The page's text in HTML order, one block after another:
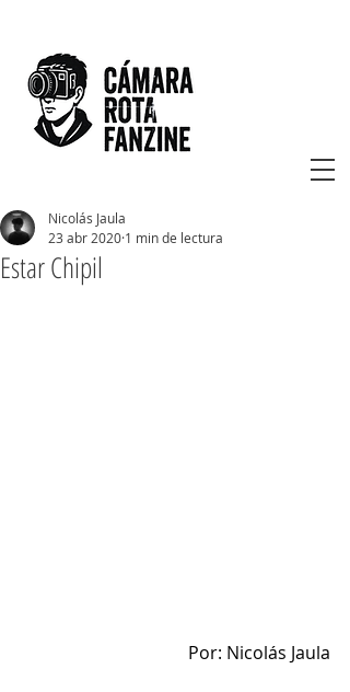
Estar Chipil
Nicolás Jaula
23 abr 2020 1 min de lectura
Por: Nicolás Jaula